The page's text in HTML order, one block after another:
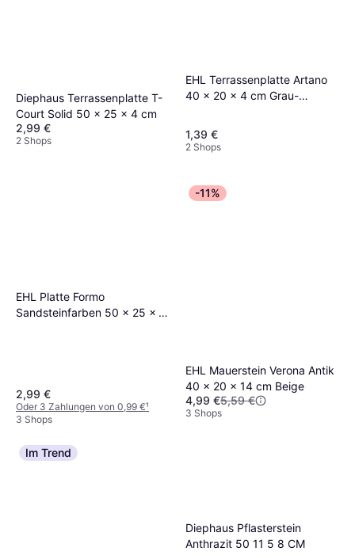
Diephaus Terrassenplatte T-
Court Solid 50 x 25 x 4 cm
2,99 €
2 Shops
EHL Terrassenplatte Artano
40 x 20 x 4 cm Grau-
1,39 €
2 Shops
EHL Platte Formo
Sandsteinfarben 50 x 25 x 4
2,99 €
Oder 3 Zahlungen von 0,99 €¹
3 Shops
-11%
EHL Mauerstein Verona Antik
40 x 20 x 14 cm Beige
4,99 €5,59 €
3 Shops
Im Trend
Diephaus Pflasterstein
Anthrazit 50 11 5 8 CM